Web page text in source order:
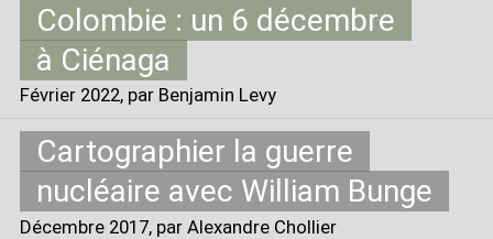
Colombie : un 6 décembre
à Ciénaga
Février 2022, par Benjamin Levy
Cartographier la guerre
nucléaire avec William Bunge
Décembre 2017, par Alexandre Chollier